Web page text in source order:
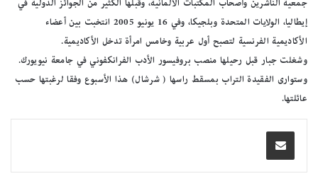
جمعية الناشرين وأصحاب المكتبات الألمانية، وقبلها الكثير من الجوائز الدولية في
إيطاليا، الولايات المتحدة وبلجيكا، وفي 16 يونيو 2005 انتخبت بين أعضاء
الأكاديمية الفرنسية لتصبح أول عربية وخامس امرأة تدخل الأكاديمية.
وشغلت جبار قبل رحيلها منصب بروفيسور الأدب الفرانكفوني في جامعة نيويورك.
وستوارى الفقيدة التراب بمسقط راسها ( شرشال) هذا الأسبوع وفقا لرغبتها حسب
عائلتها.